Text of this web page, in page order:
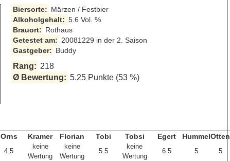
Biersorte: Märzen / Festbier
Alkoholgehalt: 5.6 Vol. %
Brauort: Rothaus
Getestet am: 20081229 in der 2. Saison
Gastgeber: Buddy
Rang: 218
Ø Bewertung: 5.25 Punkte (53 %)
Orns Kramer Florian Tobi Tobsi Egert HummelOtten
4.5
keine
Wertung
keine
Wertung
5.5
keine
Wertung
6.5 5 5